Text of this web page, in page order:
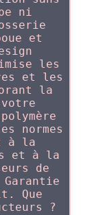
ni
et
les
et les
la
normes
à la
et à la
de
Que
?